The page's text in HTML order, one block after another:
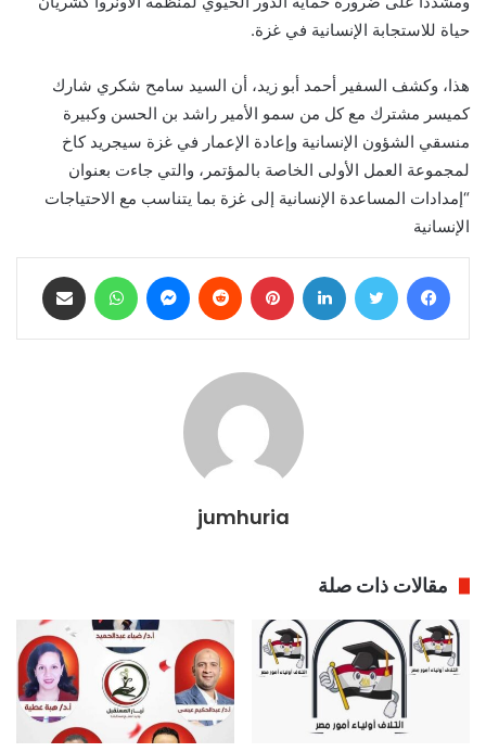
حياة للاستجابة الإنسانية في غزة.
هذا، وكشف السفير أحمد أبو زيد، أن السيد سامح شكري شارك
كميسر مشترك مع كل من سمو الأمير راشد بن الحسن وكبيرة
منسقي الشؤون الإنسانية وإعادة الإعمار في غزة سيجريد كاخ
لمجموعة العمل الأولى الخاصة بالمؤتمر، والتي جاءت بعنوان
“إمدادات المساعدة الإنسانية إلى غزة بما يتناسب مع الاحتياجات
الإنسانية
فيسبوك تويتر لينكدإن بينتيريست ماسنجر واتساب
jumhuria
مقالات ذات صلة